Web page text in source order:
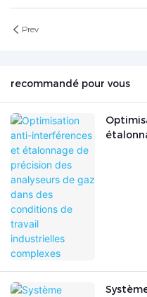
Prev
recommandé pour vous